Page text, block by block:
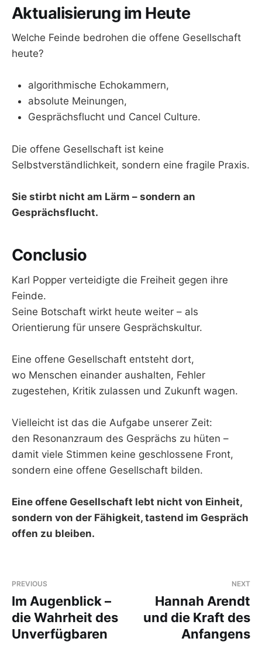
Aktualisierung im Heute
Welche Feinde bedrohen die offene Gesellschaft
heute?
algorithmische Echokammern,
absolute Meinungen,
Gesprächsflucht und Cancel Culture.
Die offene Gesellschaft ist keine
Selbstverständlichkeit, sondern eine fragile Praxis.
Sie stirbt nicht am Lärm – sondern an
Gesprächsflucht.
Conclusio
Karl Popper verteidigte die Freiheit gegen ihre
Feinde.
Seine Botschaft wirkt heute weiter – als
Orientierung für unsere Gesprächskultur.
Eine offene Gesellschaft entsteht dort,
wo Menschen einander aushalten, Fehler
zugestehen, Kritik zulassen und Zukunft wagen.
Vielleicht ist das die Aufgabe unserer Zeit:
den Resonanzraum des Gesprächs zu hüten –
damit viele Stimmen keine geschlossene Front,
sondern eine offene Gesellschaft bilden.
Eine offene Gesellschaft lebt nicht von Einheit,
sondern von der Fähigkeit, tastend im Gespräch
offen zu bleiben.
PREVIOUS
Im Augenblick –
die Wahrheit des
Unverfügbaren
NEXT
Hannah Arendt
und die Kraft des
Anfangens